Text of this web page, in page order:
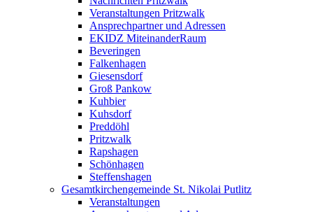
Veranstaltungen Pritzwalk
Ansprechpartner und Adressen
EKIDZ MiteinanderRaum
Beveringen
Falkenhagen
Giesensdorf
Groß Pankow
Kuhbier
Kuhsdorf
Preddöhl
Pritzwalk
Rapshagen
Schönhagen
Steffenshagen
Gesamtkirchengemeinde St. Nikolai Putlitz
Veranstaltungen